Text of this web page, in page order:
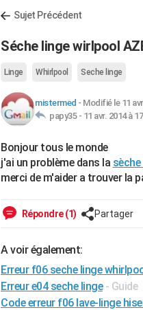
Sujet Précédent
Séche linge wirlpool
Linge Whirlpool Seche linge
mistermed - Modifié le 11
papy35 - 11 avr. 2014 à
Bonjour tous le monde
j'ai un problème dans la
merci de m'aider a trouver la
Répondre (1) Partager
A voir également:
Erreur f06 seche linge
Erreur e04 seche linge - Guide
Code erreur f06 lave-linge